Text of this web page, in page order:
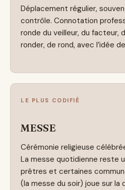
Déplacement régulier,
contrôle. Connotation
ronde du veilleur, du facteur,
ronder, de rond, avec l’idée
LE PLUS CODIFIÉ
MESSE
Cérémonie religieuse
La messe quotidienne reste
prêtres et certaines
(la messe du soir) joue sur la